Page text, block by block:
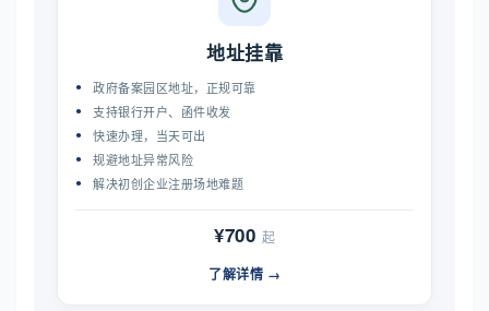
地址挂靠
政府备案园区地址，正规可靠
支持银行开户、函件收发
快速办理，当天可出
规避地址异常风险
解决初创企业注册场地难题
¥700 起
了解详情 →